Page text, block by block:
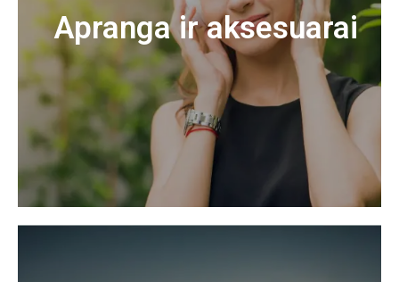
Apranga ir aksesuarai